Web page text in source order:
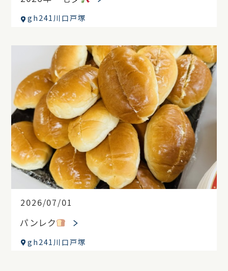
gh241川口戸塚
2026/07/01
パンレク
gh241川口戸塚